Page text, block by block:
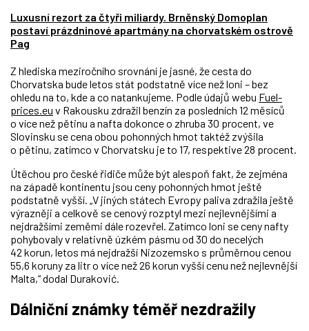
Luxusní rezort za čtyři miliardy. Brněnský Domoplan
postaví prázdninové apartmány na chorvatském ostrově
Pag
Z hlediska meziročního srovnání je jasné, že cesta do
Chorvatska bude letos stát podstatně více než loni – bez
ohledu na to, kde a co natankujeme. Podle údajů webu Fuel-
prices.eu v Rakousku zdražil benzín za posledních 12 měsíců
o více než pětinu a nafta dokonce o zhruba 30 procent, ve
Slovinsku se cena obou pohonných hmot taktéž zvýšila
o pětinu, zatímco v Chorvatsku je to 17, respektive 28 procent.
Útěchou pro české řidiče může být alespoň fakt, že zejména
na západě kontinentu jsou ceny pohonných hmot ještě
podstatně vyšší. „V jiných státech Evropy paliva zdražila ještě
výrazněji a celkově se cenový rozptyl mezi nejlevnějšími a
nejdražšími zeměmi dále rozevřel. Zatímco loni se ceny nafty
pohybovaly v relativně úzkém pásmu od 30 do necelých
42 korun, letos má nejdražší Nizozemsko s průměrnou cenou
55,6 koruny za litr o více než 26 korun vyšší cenu než nejlevnější
Malta,“ dodal Duraković.
Dálniční známky téměř nezdražily